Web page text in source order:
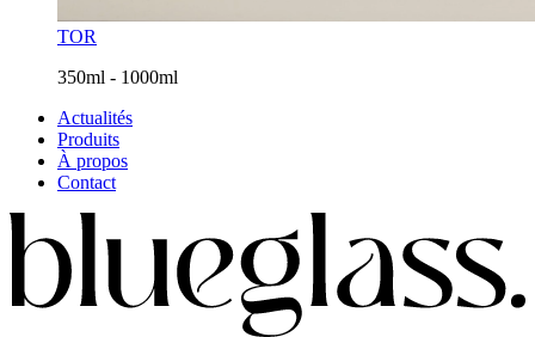
TOR
350ml - 1000ml
Actualités
Produits
À propos
Contact